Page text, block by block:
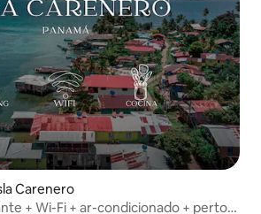
Carenero
+ Wi-Fi + ar-condicionado + perto